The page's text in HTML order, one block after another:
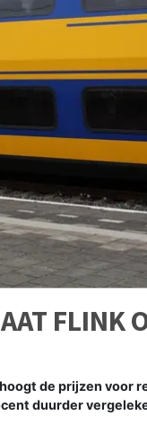
FLINK
de prijzen voor
duurder